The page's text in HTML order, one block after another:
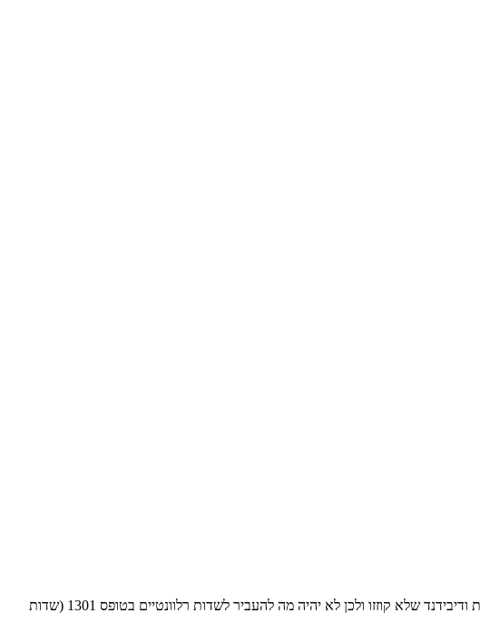
כלומר, האם אני יכול לקזז קודם מהכנסות מריבית ודיבידנד ואז לקזז את יתרת ההפסד מרווח הון? במקרה כזה לא יישארו לי הכנסות מריבית ודיבידנד שלא קוזזו ולכן לא יהיה מה להעביר לשדות רלוונטיים בטופס 1301 (שדות